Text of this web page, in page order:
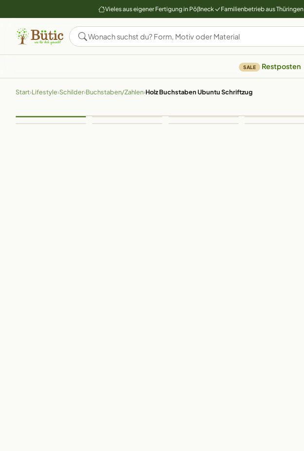
Vieles aus eigener Fertigung in Pößneck Familienbetrieb aus Thüringen
SALE Restposten
Start›Lifestyle›Schilder›Buchstaben/Zahlen›Holz Buchstaben Ubuntu Schriftzug